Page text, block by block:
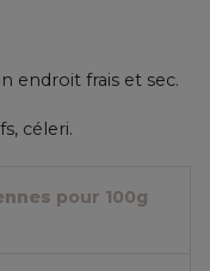
endroit frais et sec.
céleri.
pour 100g